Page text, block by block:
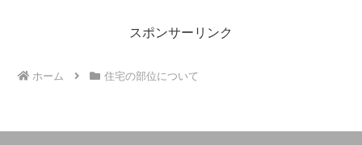
も天井の面積が狭くなり、空間が狭く見えてしまうことに。天井部分
にあることから、隠すことは難しくなってしまうため、あえて隠さず
ります。
スポンサーリンク
ホーム 住宅の部位について